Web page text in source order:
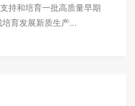
持和培育一批高质量早期
育发展新质生产...